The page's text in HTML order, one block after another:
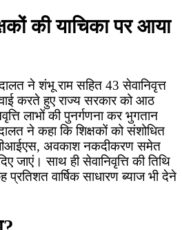
की याचिका पर आया
ने शंभू राम सहित 43 सेवानिवृत्त
करते हुए राज्य सरकार को आठ
लाभों की पुनर्गणना कर भुगतान
ने कहा कि शिक्षकों को संशोधित
अवकाश नकदीकरण समेत
जाएं। साथ ही सेवानिवृत्ति की तिथि
वार्षिक साधारण ब्याज भी देने